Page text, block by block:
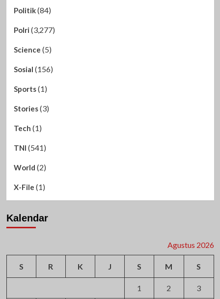
Politik(84)
Polri (3,277)
Science (5)
Sosial (156)
Sports(1)
Stories(3)
Tech (1)
TNI (541)
World (2)
X-File (1)
Kalendar
Agustus 2026
S R K J S M S
1 2 3